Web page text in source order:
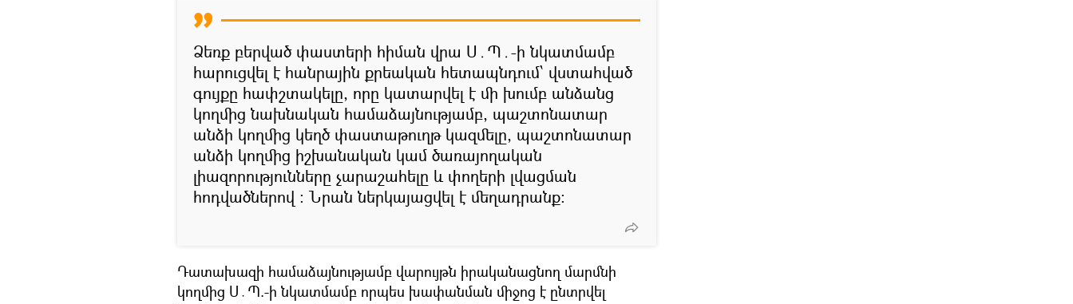
Ձեռք բերված փաստերի հիման վրա Ս․Պ․-ի նկատմամբ
հարուցվել է հանրային քրեական հետապնդում՝ վստահված
գույքը հափշտակելը, որը կատարվել է մի խումբ անձանց
կողմից նախնական համաձայնությամբ, պաշտոնատար
անձի կողմից կեղծ փաստաթուղթ կազմելը, պաշտոնատար
անձի կողմից իշխանական կամ ծառայողական
լիազորությունները չարաշահելը և փողերի լվացման
հոդվածներով ։ Նրան ներկայացվել է մեղադրանք։
Դատախազի համաձայնությամբ վարույթն իրականացնող մարմնի
կողմից Ս․Պ.-ի նկատմամբ որպես խափանման միջոց է ընտրվել